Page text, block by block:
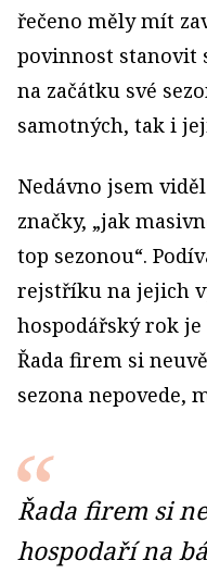
řečeno měly mít
povinnost stanovit
na začátku své
samotných, tak i
Nedávno jsem
značky, „jak
top sezonou“.
rejstříku na jejich
hospodářský rok je
Řada firem si
sezona nepovede,
Řada firem si
hospodaří na